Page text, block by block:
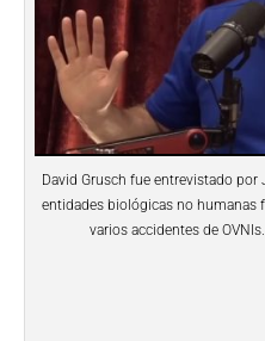
David Grusch fue entrevistado por
entidades biológicas no humanas
varios accidentes de